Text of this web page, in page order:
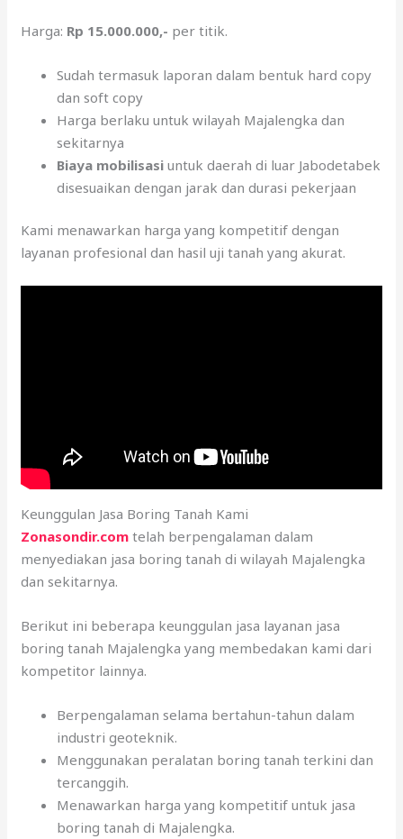
Harga: Rp 15.000.000,- per titik.
Sudah termasuk laporan dalam bentuk hard copy
dan soft copy
Harga berlaku untuk wilayah Majalengka dan
sekitarnya
Biaya mobilisasi untuk daerah di luar Jabodetabek
disesuaikan dengan jarak dan durasi pekerjaan
Kami menawarkan harga yang kompetitif dengan
layanan profesional dan hasil uji tanah yang akurat.
Keunggulan Jasa Boring Tanah Kami
Zonasondir.com telah berpengalaman dalam
menyediakan jasa boring tanah di wilayah Majalengka
dan sekitarnya.
Berikut ini beberapa keunggulan jasa layanan jasa
boring tanah Majalengka yang membedakan kami dari
kompetitor lainnya.
Berpengalaman selama bertahun-tahun dalam
industri geoteknik.
Menggunakan peralatan boring tanah terkini dan
tercanggih.
Menawarkan harga yang kompetitif untuk jasa
boring tanah di Majalengka.